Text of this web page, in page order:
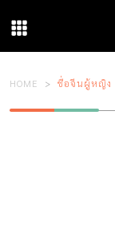
HOME ชื่อจีนผู้หญิง